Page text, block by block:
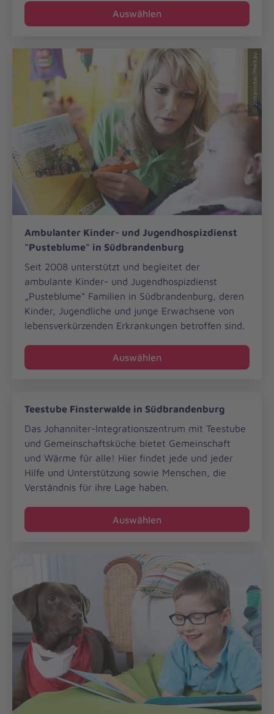
Auswählen
© Johanniter/Merkau
Ambulanter Kinder- und Jugendhospizdienst
"Pusteblume" in Südbrandenburg
Seit 2008 unterstützt und begleitet der
ambulante Kinder- und Jugendhospizdienst
„Pusteblume“ Familien in Südbrandenburg, deren
Kinder, Jugendliche und junge Erwachsene von
lebensverkürzenden Erkrankungen betroffen sind.
Auswählen
Kinder-
und
Jugendhospizdienst
"Pusteblume"
in
Südbrandenburg
Teestube Finsterwalde in Südbrandenburg
Das Johanniter-Integrationszentrum mit Teestube
und Gemeinschaftsküche bietet Gemeinschaft
und Wärme für alle! Hier findet jede und jeder
Hilfe und Unterstützung sowie Menschen, die
Verständnis für ihre Lage haben.
Auswählen
Finsterwalde
in
Südbrandenburg